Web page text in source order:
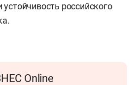
российского
Online